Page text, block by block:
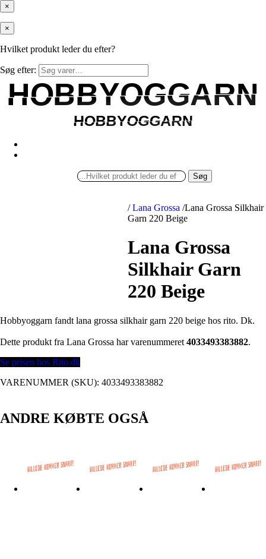
×
×
Hvilket produkt leder du efter?
Søg efter:
HOBBYOGGARN
HOBBYOGGARN
HOBBYOGGARN
HOBBYOGGARN
Søg
/ Lana Grossa /Lana Grossa Silkhair
Garn 220 Beige
Lana Grossa
Silkhair Garn
220 Beige
Hobbyoggarn fandt lana grossa silkhair garn 220 beige hos rito. Dk.
Dette produkt fra Lana Grossa har varenummeret 4033493383882.
Se prisen hos Rito.dk
VARENUMMER (SKU): 4033493383882
ANDRE KØBTE OGSÅ